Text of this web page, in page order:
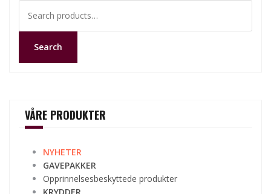
for:
Search
VÅRE PRODUKTER
NYHETER
GAVEPAKKER
Opprinnelsesbeskyttede produkter